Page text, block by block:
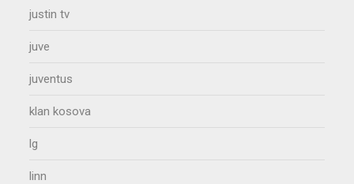
justin tv
juve
juventus
klan kosova
lg
linn